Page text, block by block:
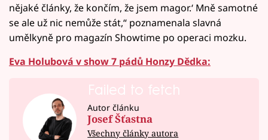
nějaké články, že končím, že jsem magor.‘ Mně samotné
se ale už nic nemůže stát,“ poznamenala slavná
umělkyně pro magazín Showtime po operaci mozku.
Eva Holubová v show 7 pádů Honzy Dědka:
Failed to fetch
Autor článku
Josef Šťastna
Všechny články autora